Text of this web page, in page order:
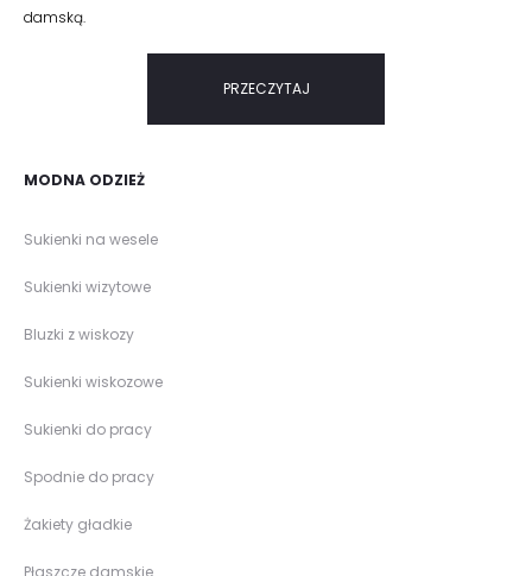
damską.
PRZECZYTAJ
MODNA ODZIEŻ
Sukienki na wesele
Sukienki wizytowe
Bluzki z wiskozy
Sukienki wiskozowe
Sukienki do pracy
Spodnie do pracy
Żakiety gładkie